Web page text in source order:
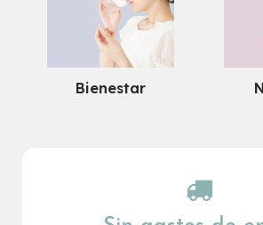
Bienestar